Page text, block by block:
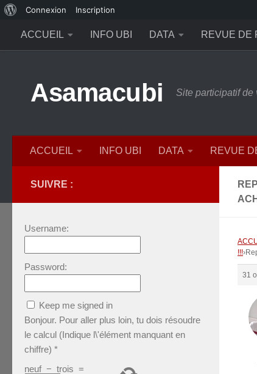
propos
de
Connexion Inscription
ACCUEIL
INFO UBI DATA REVUE DE
Asamacubi Site participatif de
ACCUEIL INFO UBI DATA REVUE
!!!›
31
SUIVRE :
Username:
Password:
Keep me signed in
Bonjour. Pour aller plus loin, tu dois résoudre
le calcul (Indique l\'élément manquant en
chiffre) *
neuf − trois =